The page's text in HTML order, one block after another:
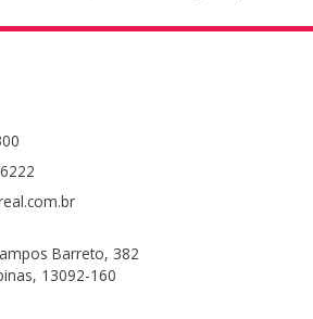
Barreto, 382
13092-160